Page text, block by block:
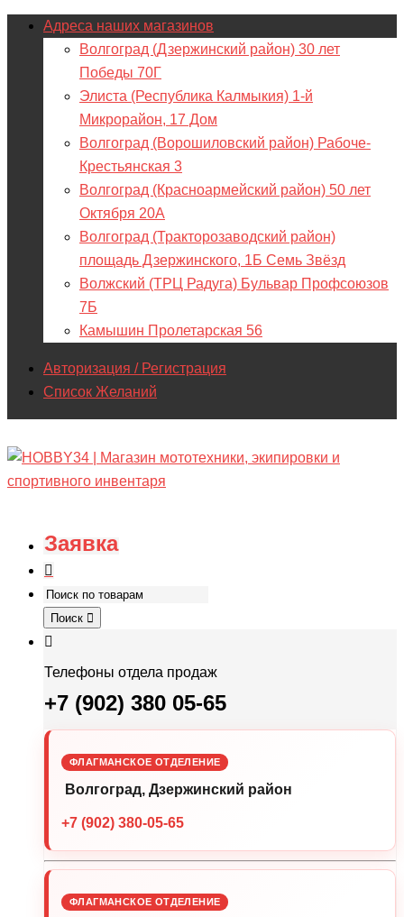
Адреса наших магазинов
Волгоград (Дзержинский район) 30 лет
Победы 70Г
Элиста (Республика Калмыкия) 1-й
Микрорайон, 17 Дом
Волгоград (Ворошиловский район) Рабоче-
Крестьянская 3
Волгоград (Красноармейский район) 50 лет
Октября 20А
Волгоград (Тракторозаводский район)
площадь Дзержинского, 1Б Семь Звёзд
Волжский (ТРЦ Радуга) Бульвар Профсоюзов
7Б
Камышин Пролетарская 56
Авторизация / Регистрация
Список Желаний
Заявка
Поиск
Телефоны отдела продаж
+7 (902) 380 05-65
ФЛАГМАНСКОЕ ОТДЕЛЕНИЕ
Волгоград, Дзержинский район
+7 (902) 380-05-65
ФЛАГМАНСКОЕ ОТДЕЛЕНИЕ